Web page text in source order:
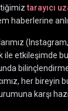
tarayıcı
haberlerine
ile etkileşimde
her bireyin
karşı